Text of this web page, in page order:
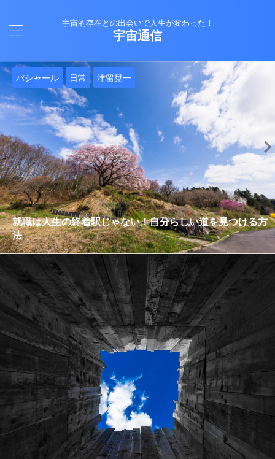
宇宙的存在との出会いで人生が変わった！
宇宙通信
日常 津留晃一
雨の日の恵み：心に降る静かな癒し
バシャール 日常 津留晃一
就職は人生の終着駅じゃない！自分らしい道を見つける方
法
Healy 日常
ヒーリーを買うべきか迷っているあなたへ。実際に使って
みた感想と注意点
バシャール 日常
エネルギーの法則 〜最近どハマりしていました〜
日常
現実を変える
日常
今、ここにいること
Healy 日常 津留晃一
もしかしてだけどHealy（量子波動調整器）のせいなの？
日常
iPad 第10世代買いました
Healy 日常
久し振りにHealy（ヒーリー）量子波動調整器について
日常
大谷さんの通訳、水原さんの解雇に思う